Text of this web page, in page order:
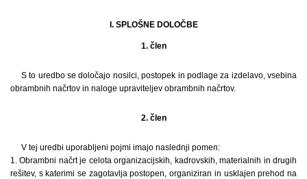
I. SPLOŠNE DOLOČBE
1. člen
S to uredbo se določajo nosilci, postopek in podlage za izdelavo, vsebina
obrambnih načrtov in naloge upraviteljev obrambnih načrtov.
2. člen
V tej uredbi uporabljeni pojmi imajo naslednji pomen:
1. Obrambni načrt je celota organizacijskih, kadrovskih, materialnih in drugih
rešitev, s katerimi se zagotavlja postopen, organiziran in usklajen prehod na